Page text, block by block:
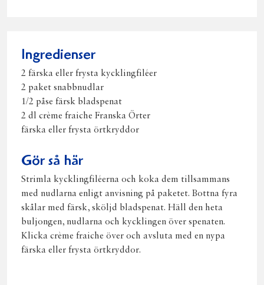
Ingredienser
2 färska eller frysta kycklingfiléer
2 paket snabbnudlar
1/2 påse färsk bladspenat
2 dl crème fraiche Franska Örter
färska eller frysta örtkryddor
Gör så här
Strimla kycklingfiléerna och koka dem tillsammans
med nudlarna enligt anvisning på paketet. Bottna fyra
skålar med färsk, sköljd bladspenat. Häll den heta
buljongen, nudlarna och kycklingen över spenaten.
Klicka crème fraiche över och avsluta med en nypa
färska eller frysta örtkryddor.